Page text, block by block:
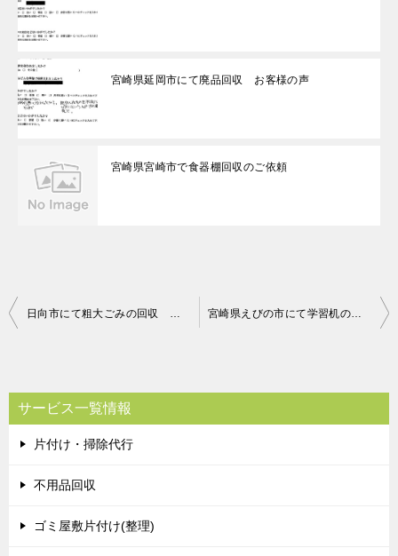
宮崎県延岡市にて廃品回収 お客様の声
宮崎県宮崎市で食器棚回収のご依頼
投
ビ
ゲ
ー
シ
日向市にて粗大ごみの回収 お客様の声 宮崎県えびの市にて学習机の回収処分 お客様の声
サービス一覧情報
片付け・掃除代行
不用品回収
ゴミ屋敷片付け(整理)